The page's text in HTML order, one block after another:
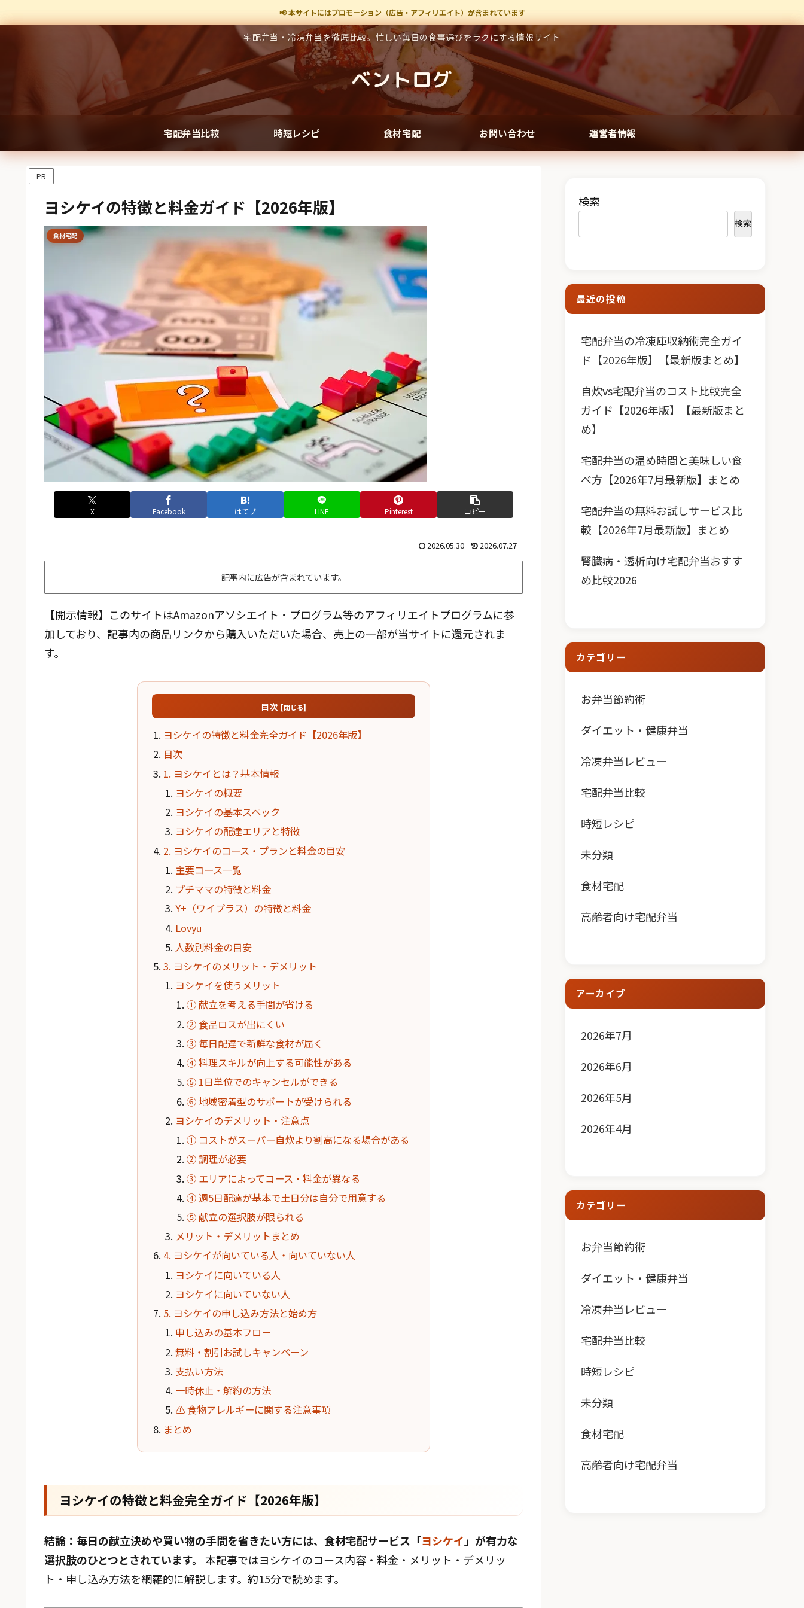
📢 本サイトにはプロモーション（広告・アフィリエイト）が含まれています
宅配弁当・冷凍弁当を徹底比較。忙しい毎日の食事選びをラクにする情報サイト
ベントログ
宅配弁当比較 時短レシピ 食材宅配 お問い合わせ 運営者情報
PR
ヨシケイの特徴と料金ガイド【2026年版】
食材宅配
X Facebook はてブ LINE Pinterest コピー
2026.05.30 2026.07.27
記事内に広告が含まれています。
【開示情報】このサイトはAmazonアソシエイト・プログラム等のアフィリエイトプログラムに参
加しており、記事内の商品リンクから購入いただいた場合、売上の一部が当サイトに還元されま
す。
目次
ヨシケイの特徴と料金完全ガイド【2026年版】
目次
1. ヨシケイとは？基本情報
ヨシケイの概要
ヨシケイの基本スペック
ヨシケイの配達エリアと特徴
2. ヨシケイのコース・プランと料金の目安
主要コース一覧
プチママの特徴と料金
Y+（ワイプラス）の特徴と料金
Lovyu
人数別料金の目安
3. ヨシケイのメリット・デメリット
ヨシケイを使うメリット
① 献立を考える手間が省ける
② 食品ロスが出にくい
③ 毎日配達で新鮮な食材が届く
④ 料理スキルが向上する可能性がある
⑤ 1日単位でのキャンセルができる
⑥ 地域密着型のサポートが受けられる
ヨシケイのデメリット・注意点
① コストがスーパー自炊より割高になる場合がある
② 調理が必要
③ エリアによってコース・料金が異なる
④ 週5日配達が基本で土日分は自分で用意する
⑤ 献立の選択肢が限られる
メリット・デメリットまとめ
4. ヨシケイが向いている人・向いていない人
ヨシケイに向いている人
ヨシケイに向いていない人
5. ヨシケイの申し込み方法と始め方
申し込みの基本フロー
無料・割引お試しキャンペーン
支払い方法
一時休止・解約の方法
⚠️ 食物アレルギーに関する注意事項
まとめ
ヨシケイの特徴と料金完全ガイド【2026年版】
結論：毎日の献立決めや買い物の手間を省きたい方には、食材宅配サービス「ヨシケイ 」が有力な
選択肢のひとつとされています。 本記事ではヨシケイのコース内容・料金・メリット・デメリッ
ト・申し込み方法を網羅的に解説します。約15分で読めます。
検索
検索
最近の投稿
宅配弁当の冷凍庫収納術完全ガイ
ド【2026年版】【最新版まとめ】
自炊vs宅配弁当のコスト比較完全
ガイド【2026年版】【最新版まと
め】
宅配弁当の温め時間と美味しい食
べ方【2026年7月最新版】まとめ
宅配弁当の無料お試しサービス比
較【2026年7月最新版】まとめ
腎臓病・透析向け宅配弁当おすす
め比較2026
カテゴリー
お弁当節約術
ダイエット・健康弁当
冷凍弁当レビュー
宅配弁当比較
時短レシピ
未分類
食材宅配
高齢者向け宅配弁当
アーカイブ
2026年7月
2026年6月
2026年5月
2026年4月
カテゴリー
お弁当節約術
ダイエット・健康弁当
冷凍弁当レビュー
宅配弁当比較
時短レシピ
未分類
食材宅配
高齢者向け宅配弁当